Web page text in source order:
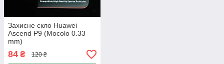
Захисне скло Huawei
Ascend P9 (Mocolo 0.33
mm)
84 ₴ 120 ₴